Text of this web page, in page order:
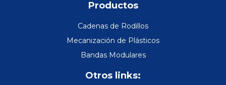
Productos
Cadenas de Rodillos
Mecanización de Plásticos
Bandas Modulares
Otros links: